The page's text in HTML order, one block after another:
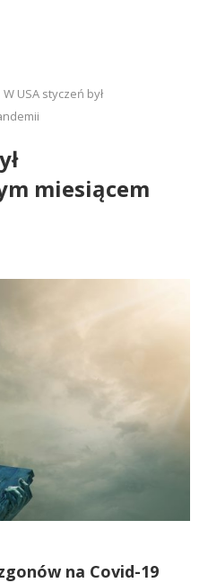
W USA styczeń był
miesiącem
na Covid-19